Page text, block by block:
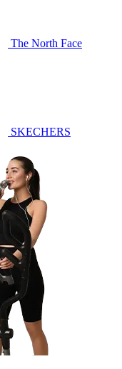
The North Face
SKECHERS